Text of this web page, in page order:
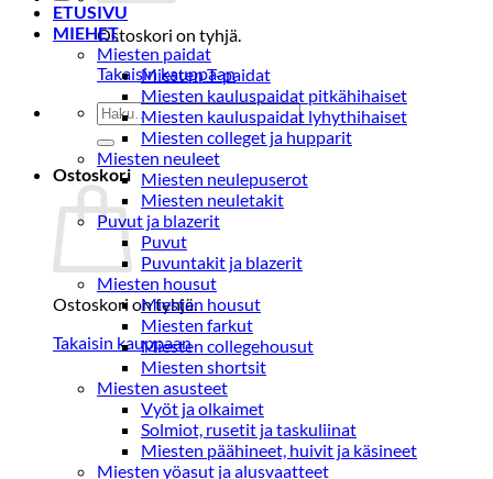
Ostoskori on tyhjä.
Takaisin kauppaan
Etsi:
Ostoskori
Ostoskori on tyhjä.
Takaisin kauppaan
ETUSIVU
MIEHET
Miesten paidat
Miesten T-paidat
Miesten kauluspaidat pitkähihaiset
Miesten kauluspaidat lyhythihaiset
Miesten colleget ja hupparit
Miesten neuleet
Miesten neulepuserot
Miesten neuletakit
Puvut ja blazerit
Puvut
Puvuntakit ja blazerit
Miesten housut
Miesten housut
Miesten farkut
Miesten collegehousut
Miesten shortsit
Miesten asusteet
Vyöt ja olkaimet
Solmiot, rusetit ja taskuliinat
Miesten päähineet, huivit ja käsineet
Miesten yöasut ja alusvaatteet